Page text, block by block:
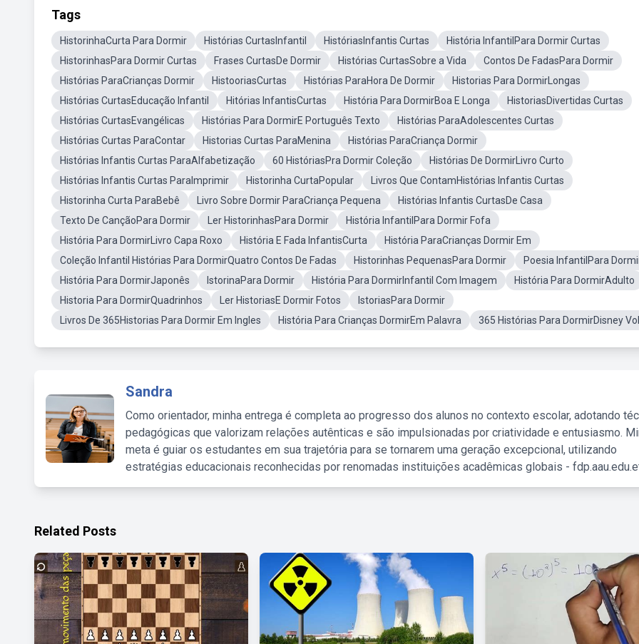
Tags
HistorinhaCurta Para Dormir Histórias CurtasInfantil HistóriasInfantis Curtas
História InfantilPara Dormir Curtas
HistorinhasPara Dormir Curtas
Frases CurtasDe Dormir Histórias CurtasSobre a Vida
Contos De FadasPara Dormir
Histórias ParaCrianças Dormir
HistooriasCurtas Histórias ParaHora De Dormir
Historias Para DormirLongas
Histórias CurtasEducação Infantil
Hitórias InfantisCurtas História Para DormirBoa E Longa
HistoriasDivertidas Curtas
Histórias CurtasEvangélicas
Histórias Para DormirE Português Texto
Histórias ParaAdolescentes Curtas
Histórias Curtas ParaContar
Historias Curtas ParaMenina
Histórias ParaCriança Dormir
Histórias Infantis Curtas ParaAlfabetização
60 HistóriasPra Dormir Coleção
Histórias De DormirLivro Curto
Histórias Infantis Curtas ParaImprimir
Historinha CurtaPopular
Livros Que ContamHistórias Infantis Curtas
Historinha Curta ParaBebê
Livro Sobre Dormir ParaCriança Pequena
Histórias Infantis CurtasDe Casa
Texto De CançãoPara Dormir
Ler HistorinhasPara Dormir
História InfantilPara Dormir Fofa
História Para DormirLivro Capa Roxo
História E Fada InfantisCurta
História ParaCrianças Dormir Em
Coleção Infantil Histórias Para DormirQuatro Contos De Fadas
Historinhas PequenasPara Dormir
Poesia InfantilPara
História Para DormirJaponês
IstorinaPara Dormir História Para DormirInfantil Com Imagem
História Para DormirAdulto
Historia Para DormirQuadrinhos
Ler HistoriasE Dormir Fotos
IstoriasPara Dormir
Livros De 365Historias Para Dormir Em Ingles
História Para Crianças DormirEm Palavra 365 Histórias Para DormirDisney
Sandra
Como orientador, minha entrega é completa ao progresso dos alunos no contexto escolar, adotando
pedagógicas que valorizam relações autênticas e são impulsionadas por criatividade e entusiasmo.
meta é guiar os estudantes em sua trajetória para se tornarem uma geração excepcional, utilizando
estratégias educacionais reconhecidas por renomadas instituições acadêmicas globais -
Related Posts